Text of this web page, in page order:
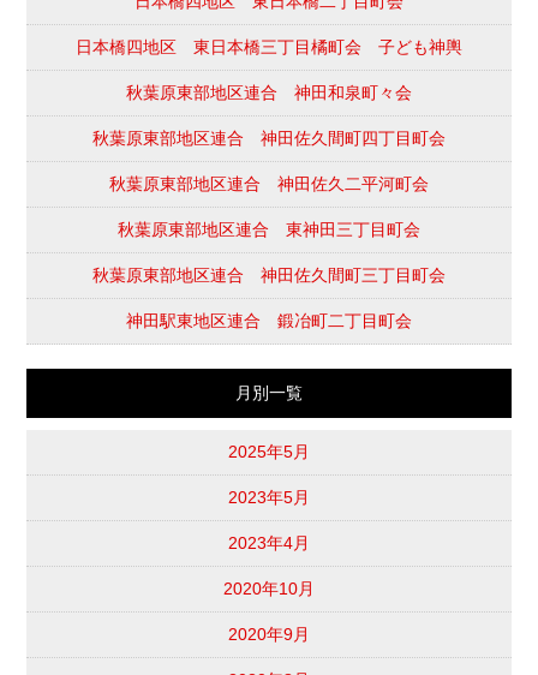
日本橋四地区 東日本橋三丁目橘町会 子ども神輿
秋葉原東部地区連合 神田和泉町々会
秋葉原東部地区連合 神田佐久間町四丁目町会
秋葉原東部地区連合 神田佐久二平河町会
秋葉原東部地区連合 東神田三丁目町会
秋葉原東部地区連合 神田佐久間町三丁目町会
神田駅東地区連合 鍛冶町二丁目町会
月別一覧
2025年5月
2023年5月
2023年4月
2020年10月
2020年9月